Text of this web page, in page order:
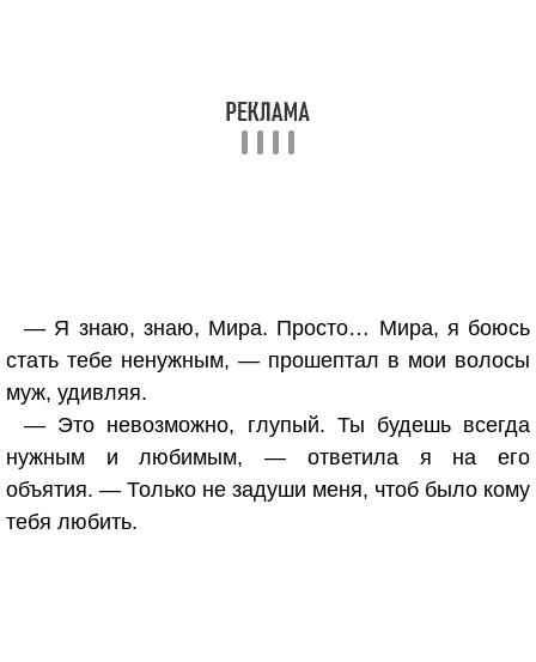
— Я знаю, знаю, Мира. Просто… Мира, я боюсь
стать тебе ненужным, — прошептал в мои волосы
муж, удивляя.
— Это невозможно, глупый. Ты будешь всегда
нужным и любимым, — ответила я на его
объятия. — Только не задуши меня, чтоб было кому
тебя любить.